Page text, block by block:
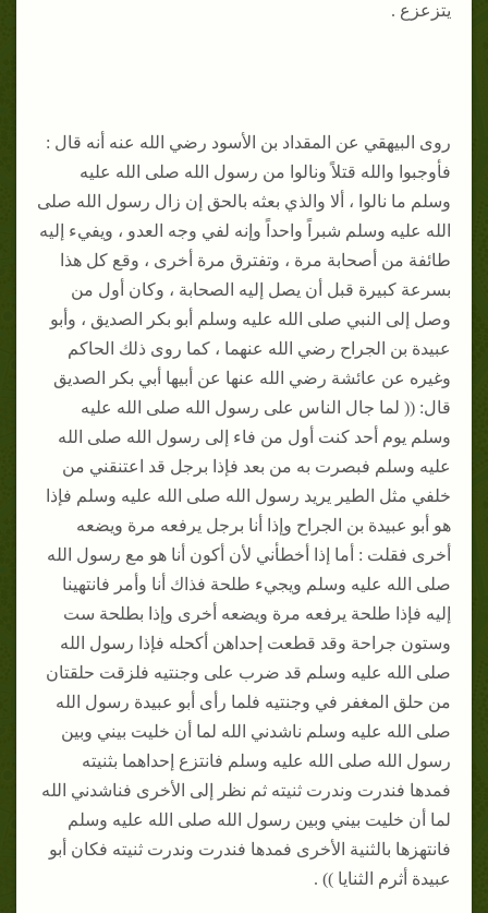
يتزعزع .
روى البيهقي عن المقداد بن الأسود رضي الله عنه أنه قال :
فأوجبوا والله قتلاً ونالوا من رسول الله صلى الله عليه
وسلم ما نالوا ، ألا والذي بعثه بالحق إن زال رسول الله صلى
الله عليه وسلم شبراً واحداً وإنه لفي وجه العدو ، ويفيء إليه
طائفة من أصحابة مرة ، وتفترق مرة أخرى ، وقع كل هذا
بسرعة كبيرة قبل أن يصل إليه الصحابة ، وكان أول من
وصل إلى النبي صلى الله عليه وسلم أبو بكر الصديق ، وأبو
عبيدة بن الجراح رضي الله عنهما ، كما روى ذلك الحاكم
وغيره عن عائشة رضي الله عنها عن أبيها أبي بكر الصديق
قال: (( لما جال الناس على رسول الله صلى الله عليه
وسلم يوم أحد كنت أول من فاء إلى رسول الله صلى الله
عليه وسلم فبصرت به من بعد فإذا برجل قد اعتنقني من
خلفي مثل الطير يريد رسول الله صلى الله عليه وسلم فإذا
هو أبو عبيدة بن الجراح وإذا أنا برجل يرفعه مرة ويضعه
أخرى فقلت : أما إذا أخطأني لأن أكون أنا هو مع رسول الله
صلى الله عليه وسلم ويجيء طلحة فذاك أنا وأمر فانتهينا
إليه فإذا طلحة يرفعه مرة ويضعه أخرى وإذا بطلحة ست
وستون جراحة وقد قطعت إحداهن أكحله فإذا رسول الله
صلى الله عليه وسلم قد ضرب على وجنتيه فلزقت حلقتان
من حلق المغفر في وجنتيه فلما رأى أبو عبيدة رسول الله
صلى الله عليه وسلم ناشدني الله لما أن خليت بيني وبين
رسول الله صلى الله عليه وسلم فانتزع إحداهما بثنيته
فمدها فندرت وندرت ثنيته ثم نظر إلى الأخرى فناشدني الله
لما أن خليت بيني وبين رسول الله صلى الله عليه وسلم
فانتهزها بالثنية الأخرى فمدها فندرت وندرت ثنيته فكان أبو
عبيدة أثرم الثنايا )) .